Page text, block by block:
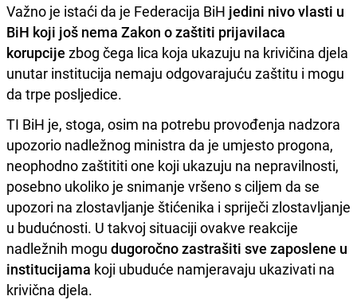
Važno je istaći da je Federacija BiH jedini nivo vlasti u
BiH koji još nema Zakon o zaštiti prijavilaca
korupcije zbog čega lica koja ukazuju na krivičina djela
unutar institucija nemaju odgovarajuću zaštitu i mogu
da trpe posljedice.
TI BiH je, stoga, osim na potrebu provođenja nadzora
upozorio nadležnog ministra da je umjesto progona,
neophodno zaštititi one koji ukazuju na nepravilnosti,
posebno ukoliko je snimanje vršeno s ciljem da se
upozori na zlostavljanje štićenika i spriječi zlostavljanje
u budućnosti. U takvoj situaciji ovakve reakcije
nadležnih mogu dugoročno zastrašiti sve zaposlene u
institucijama koji ubuduće namjeravaju ukazivati na
krivična djela.